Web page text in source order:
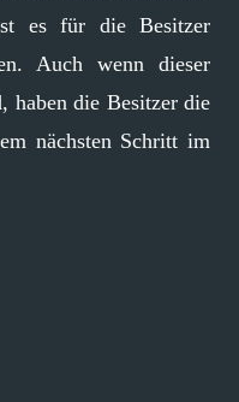
es für die Besitzer
Auch wenn dieser
haben die Besitzer die
nächsten Schritt im